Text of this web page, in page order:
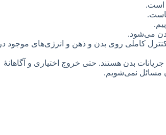
است.
بدن می‌شود.
کاملی روی بدن و ذهن و انرژی‌های موجود در
بدن هستند. حتی خروج اختیاری و آگاهانۀ
مسائل نمی‌شویم.